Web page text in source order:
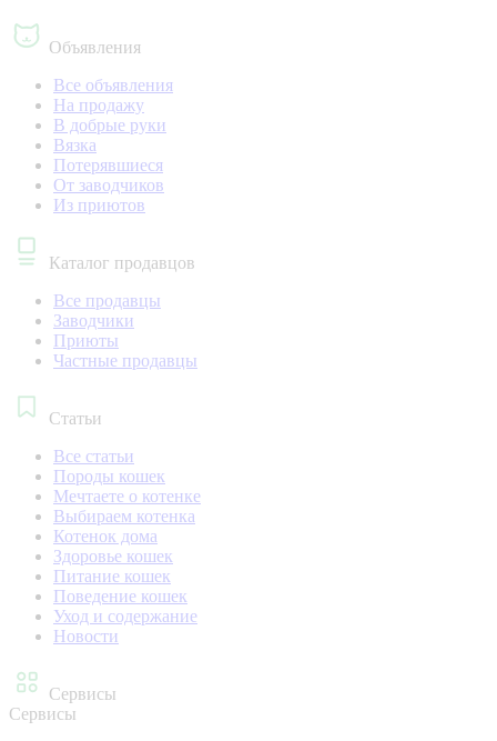
Объявления
Все объявления
На продажу
В добрые руки
Вязка
Потерявшиеся
От заводчиков
Из приютов
Каталог продавцов
Все продавцы
Заводчики
Приюты
Частные продавцы
Статьи
Все статьи
Породы кошек
Мечтаете о котенке
Выбираем котенка
Котенок дома
Здоровье кошек
Питание кошек
Поведение кошек
Уход и содержание
Новости
Сервисы
Сервисы